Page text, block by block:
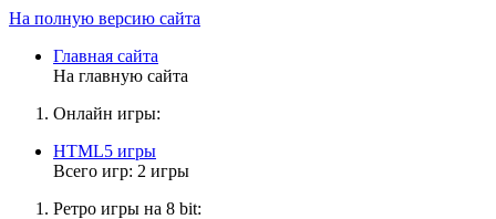
На полную версию сайта
Главная сайта
На главную сайта
Онлайн игры:
HTML5 игры
Всего игр: 2 игры
Ретро игры на 8 bit: